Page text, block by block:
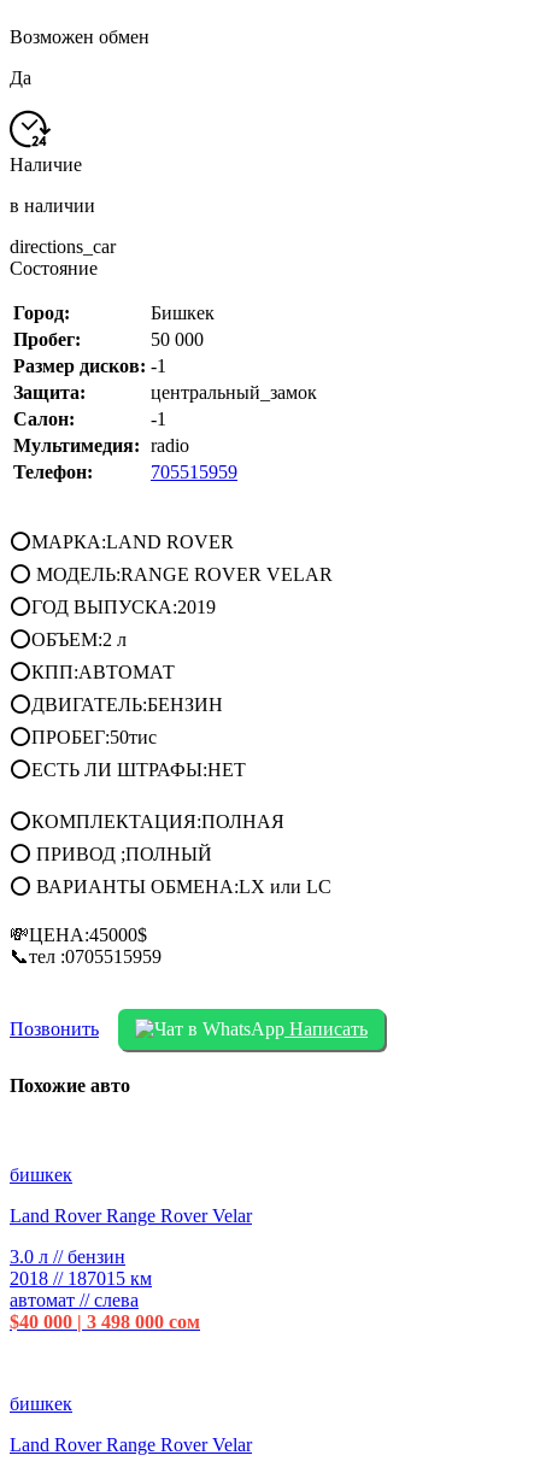
Возможен обмен
Да
Наличие
в наличии
directions_car
Состояние
Город:
Бишкек
Пробег:
50 000
Размер дисков: -1
Защита:
центральный_замок
Салон:
-1
Мультимедия: radio
Телефон:
705515959
⭕МАРКА:LAND ROVER
⭕ МОДЕЛЬ:RANGE ROVER VELAR
⭕ГОД ВЫПУСКА:2019
⭕ОБЪЕМ:2 л
⭕КПП:АВТОМАТ
⭕ДВИГАТЕЛЬ:БЕНЗИН
⭕ПРОБЕГ:50тис
⭕ЕСТЬ ЛИ ШТРАФЫ:НЕТ
⭕КОМПЛЕКТАЦИЯ:ПОЛНАЯ
⭕ ПРИВОД ;ПОЛНЫЙ
⭕ ВАРИАНТЫ ОБМЕНА:LX или LC
💸ЦЕНА:45000$
📞тел :0705515959
Позвонить Написать
Похожие авто
бишкек
Land Rover Range Rover Velar
3.0 л // бензин
2018 // 187015 км
автомат // слева
$40 000 | 3 498 000 сом
бишкек
Land Rover Range Rover Velar